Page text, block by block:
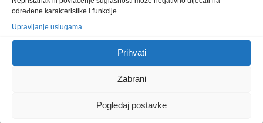
određene karakteristike i funkcije.
Upravljanje uslugama
Prihvati
Zabrani
Pogledaj postavke
vaš narod tijekom stoljeća ostao čvrst i u zajedništvu s crkvom”,
prošlosti nego nastavljaju donositi plodove i danas”, ocijenio je.
svakodnevnoga života, podsjeća Papa okupljene pred Berninijevim